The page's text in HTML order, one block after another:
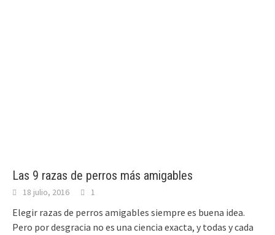
Las 9 razas de perros más amigables
18 julio, 2016 1
Elegir razas de perros amigables siempre es buena idea.
Pero por desgracia no es una ciencia exacta, y todas y cada